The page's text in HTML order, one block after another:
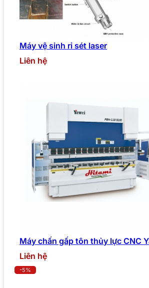
Máy vệ sinh rỉ sét laser
Liên hệ
Máy chấn gấp tôn thủy lực CNC
Liên hệ
-5%